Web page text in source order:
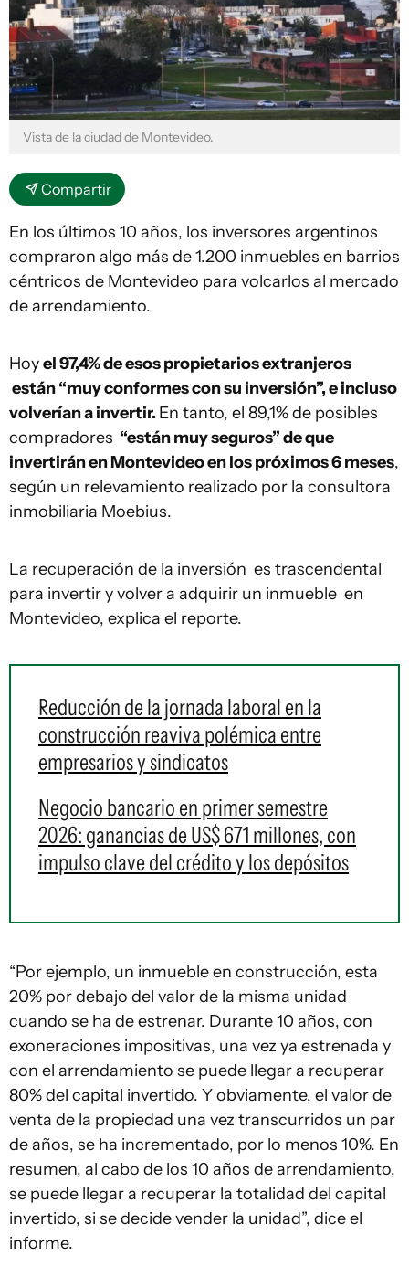
Vista de la ciudad de Montevideo.
Compartir
En los últimos 10 años, los inversores argentinos
compraron algo más de 1.200 inmuebles en barrios
céntricos de Montevideo para volcarlos al mercado
de arrendamiento.
Hoyel 97,4% de esos propietarios extranjeros
están “muy conformes con su inversión”, e incluso
volverían a invertir. En tanto, el 89,1% de posibles
compradores “están muy seguros” de que
invertirán en Montevideo en los próximos 6 meses,
según un relevamiento realizado por la consultora
inmobiliaria Moebius.
La recuperación de la inversión es trascendental
para invertir y volver a adquirir un inmueble en
Montevideo, explica el reporte.
Reducción de la jornada laboral en la
construcción reaviva polémica entre
empresarios y sindicatos
Negocio bancario en primer semestre
2026: ganancias de US$ 671 millones, con
impulso clave del crédito y los depósitos
“Por ejemplo, un inmueble en construcción, esta
20% por debajo del valor de la misma unidad
cuando se ha de estrenar. Durante 10 años, con
exoneraciones impositivas, una vez ya estrenada y
con el arrendamiento se puede llegar a recuperar
80% del capital invertido. Y obviamente, el valor de
venta de la propiedad una vez transcurridos un par
de años, se ha incrementado, por lo menos 10%. En
resumen, al cabo de los 10 años de arrendamiento,
se puede llegar a recuperar la totalidad del capital
invertido, si se decide vender la unidad”, dice el
informe.